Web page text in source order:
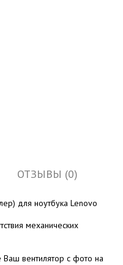
ОТЗЫВЫ (0)
для ноутбука Lenovo
механических
Ваш вентилятор с фото на